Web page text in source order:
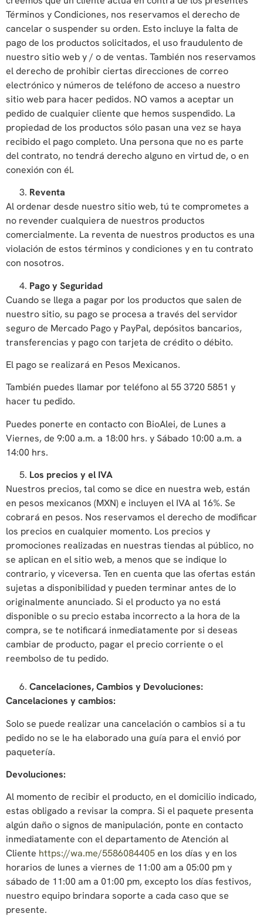
Términos y Condiciones, nos reservamos el derecho de
cancelar o suspender su orden. Esto incluye la falta de
pago de los productos solicitados, el uso fraudulento de
nuestro sitio web y / o de ventas. También nos reservamos
el derecho de prohibir ciertas direcciones de correo
electrónico y números de teléfono de acceso a nuestro
sitio web para hacer pedidos. NO vamos a aceptar un
pedido de cualquier cliente que hemos suspendido. La
propiedad de los productos sólo pasan una vez se haya
recibido el pago completo. Una persona que no es parte
del contrato, no tendrá derecho alguno en virtud de, o en
conexión con él.
Reventa
Al ordenar desde nuestro sitio web, tú te comprometes a
no revender cualquiera de nuestros productos
comercialmente. La reventa de nuestros productos es una
violación de estos términos y condiciones y en tu contrato
con nosotros.
Pago y Seguridad
Cuando se llega a pagar por los productos que salen de
nuestro sitio, su pago se procesa a través del servidor
seguro de Mercado Pago y PayPal, depósitos bancarios,
transferencias y pago con tarjeta de crédito o débito.
El pago se realizará en Pesos Mexicanos.
También puedes llamar por teléfono al 55 3720 5851 y
hacer tu pedido.
Puedes ponerte en contacto con BioAlei, de Lunes a
Viernes, de 9:00 a.m. a 18:00 hrs. y Sábado 10:00 a.m. a
14:00 hrs.
Los precios y el IVA
Nuestros precios, tal como se dice en nuestra web, están
en pesos mexicanos (MXN) e incluyen el IVA al 16%. Se
cobrará en pesos. Nos reservamos el derecho de modificar
los precios en cualquier momento. Los precios y
promociones realizadas en nuestras tiendas al público, no
se aplican en el sitio web, a menos que se indique lo
contrario, y viceversa. Ten en cuenta que las ofertas están
sujetas a disponibilidad y pueden terminar antes de lo
originalmente anunciado. Si el producto ya no está
disponible o su precio estaba incorrecto a la hora de la
compra, se te notificará inmediatamente por si deseas
cambiar de producto, pagar el precio corriente o el
reembolso de tu pedido.
Cancelaciones, Cambios y Devoluciones:
Cancelaciones y cambios:
Solo se puede realizar una cancelación o cambios si a tu
pedido no se le ha elaborado una guía para el envió por
paquetería.
Devoluciones:
Al momento de recibir el producto, en el domicilio indicado,
estas obligado a revisar la compra. Si el paquete presenta
algún daño o signos de manipulación, ponte en contacto
inmediatamente con el departamento de Atención al
Cliente https://wa.me/5586084405en los días y en los
horarios de lunes a viernes de 11:00 am a 05:00 pm y
sábado de 11:00 am a 01:00 pm, excepto los días festivos,
nuestro equipo brindara soporte a cada caso que se
presente.